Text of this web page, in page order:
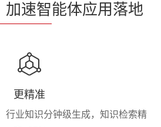
加速智能体应用落地
更精准
行业知识分钟级生成，知识检索精